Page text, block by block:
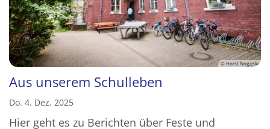
© Horst Nogajski
Aus unserem Schulleben
Do. 4. Dez. 2025
Hier geht es zu Berichten über Feste und